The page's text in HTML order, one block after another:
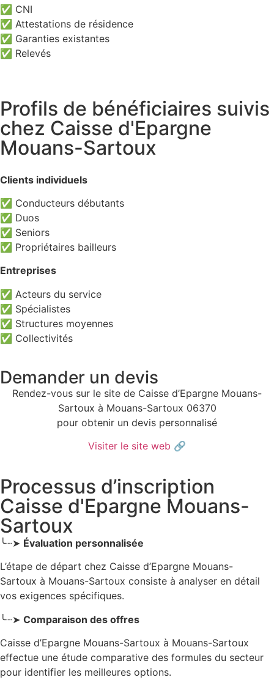
✅ CNI
✅ Attestations de résidence
✅ Garanties existantes
✅ Relevés
Profils de bénéficiaires suivis
chez Caisse d'Epargne
Mouans-Sartoux
Clients individuels
✅ Conducteurs débutants
✅ Duos
✅ Seniors
✅ Propriétaires bailleurs
Entreprises
✅ Acteurs du service
✅ Spécialistes
✅ Structures moyennes
✅ Collectivités
Demander un devis
Rendez-vous sur le site de Caisse d’Epargne Mouans-
Sartoux à Mouans-Sartoux 06370
pour obtenir un devis personnalisé
Visiter le site web 🔗
Processus d’inscription
Caisse d'Epargne Mouans-
Sartoux
╰┈➤ Évaluation personnalisée
L’étape de départ chez Caisse d’Epargne Mouans-
Sartoux à Mouans-Sartoux consiste à analyser en détail
vos exigences spécifiques.
╰┈➤ Comparaison des offres
Caisse d’Epargne Mouans-Sartoux à Mouans-Sartoux
effectue une étude comparative des formules du secteur
pour identifier les meilleures options.